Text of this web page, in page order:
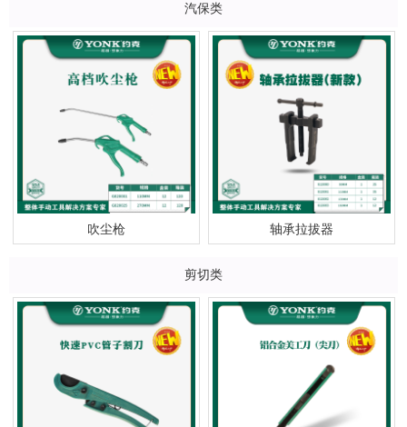
汽保类
吹尘枪 轴承拉拔器
剪切类